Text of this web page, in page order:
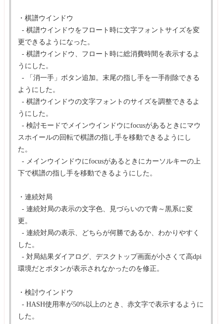
・棋譜ウインドウ
- 棋譜ウインドウをフロート時に文字フォントサイズを変
更できるようになった。
- 棋譜ウインドウ、フロート時に総消費時間を表示するよ
うにした。
- 「消一手」ボタン追加。末尾の指し手を一手削除できる
ようにした。
- 棋譜ウインドウの文字フォントのサイズを調整できるよ
うにした。
- 検討モードでメインウインドウにfocusがあるときにマウ
スホイールの回転で棋譜の指し手を移動できるようにし
た。
- メインウインドウにfocusがあるときにカーソルキーの上
下で棋譜の指し手を移動できるようにした。
・連続対局
- 連続対局の表示の文字色、見づらいので青～黒系に変
更。
- 連続対局の表示、どちらが何勝であるか、わかりやすく
した。
- 対局結果ダイアログ、デスクトップ画面が小さくて高dpi
環境だとボタンが表示されなかったのを修正。
・検討ウインドウ
- HASH使用率が50%以上のとき、赤文字で表示するように
した。